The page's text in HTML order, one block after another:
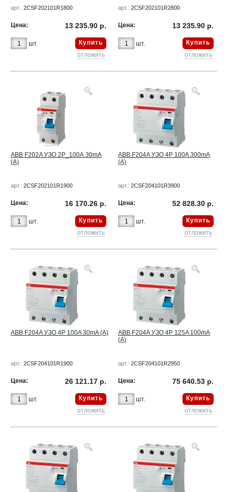
арт.: 2CSF202101R1800
Цена: 13 235.90 р.
шт.
Купить
отложить
арт.: 2CSF202101R2800
Цена: 13 235.90 р.
шт.
Купить
отложить
ABB F202A УЗО 2Р_100А 30mA
(A)
арт.: 2CSF202101R1900
Цена: 16 170.26 р.
шт.
Купить
отложить
ABB F204A УЗО 4Р 100A 300mA
(A)
арт.: 2CSF204101R3900
Цена: 52 828.30 р.
шт.
Купить
отложить
ABB F204A УЗО 4Р 100A 30mA (A)
арт.: 2CSF204101R1900
Цена: 26 121.17 р.
шт.
Купить
отложить
ABB F204A УЗО 4Р 125A 100mA
(A)
арт.: 2CSF204101R2950
Цена: 75 640.53 р.
шт.
Купить
отложить